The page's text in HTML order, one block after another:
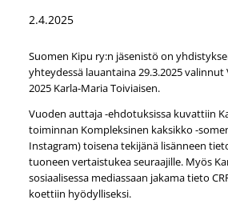
2.4.2025
Suomen Kipu ry:n jäsenistö on
yhteydessä lauantaina 29.3.2025
2025 Karla-Maria Toiviaisen.
Vuoden auttaja -ehdotuksissa kuvattiin
toiminnan Kompleksinen kaksikko -
Instagram) toisena tekijänä lisänneen
tuoneen vertaistukea seuraajille. Myös
sosiaalisessa mediassaan jakama tieto
koettiin hyödylliseksi.